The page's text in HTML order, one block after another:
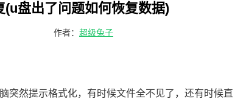
盘出了问题如何恢复数据)
作者： 超级兔子
突然提示格式化，有时候文件全不见了，还有时候直